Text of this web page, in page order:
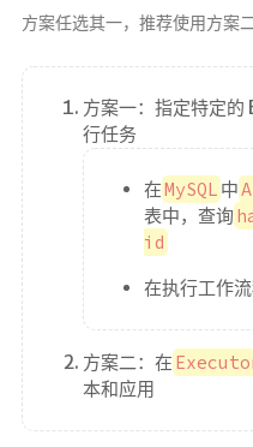
方案任选其一，推荐使用方案
方案一：指定特定
行任务
在MySQL 中
表中，查询
id
在执行工作
方案二：在
本和应用